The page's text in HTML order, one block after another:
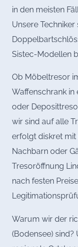
in den meisten
Unsere
Sistec-Modellen
Ob Möbeltresor
Waffenschrank in
oder
wir sind auf alle
erfolgt diskret mit
Nachbarn oder
Tresoröffnung
nach festen
Warum wir der
(Bodensee) sind?